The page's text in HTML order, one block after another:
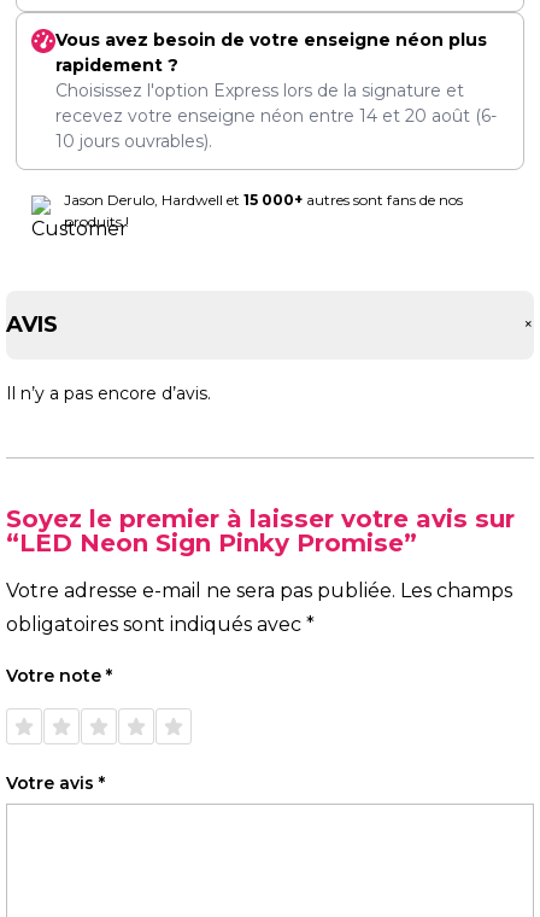
Vous avez besoin de votre enseigne néon plus
rapidement ?
Choisissez l'option Express lors de la signature et
recevez votre enseigne néon entre 14 et 20 août (6-
10 jours ouvrables).
Jason Derulo, Hardwell et 15 000+ autres sont fans de nos
produits !
AVIS +
Il n’y a pas encore d’avis.
Soyez le premier à laisser votre avis sur
“LED Neon Sign Pinky Promise”
Votre adresse e-mail ne sera pas publiée. Les champs
obligatoires sont indiqués avec *
Votre note *
1 étoile
sur 5
2 étoiles
sur 5
3 étoiles
sur 5
4 étoiles
sur 5
5 étoiles
sur 5
Votre avis *